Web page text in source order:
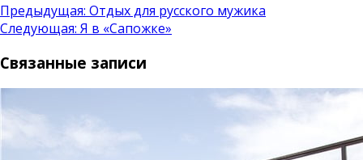
Навигация
по
записям
Предыдущая: Отдых для русского мужика
Следующая: Я в «Сапожке»
Связанные записи